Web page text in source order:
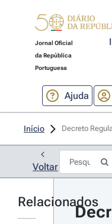
Jornal Oficial
da República
Portuguesa
Ajuda
Início Decreto
Voltar
Relacionados